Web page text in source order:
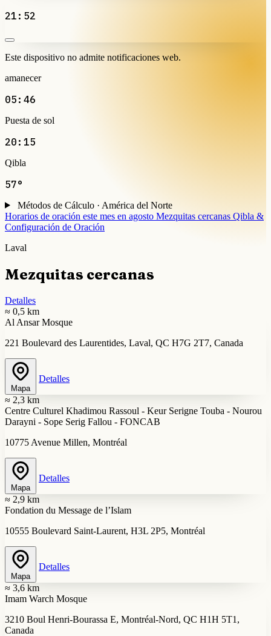
21:52
Este dispositivo no admite notificaciones web.
amanecer
05:46
Puesta de sol
20:15
Qibla
57°
Métodos de Cálculo · América del Norte
Horarios de oración este mes en agosto Mezquitas cercanas Qibla &
Configuración de Oración
Laval
Mezquitas cercanas
Detalles
≈ 0,5 km
Al Ansar Mosque
221 Boulevard des Laurentides, Laval, QC H7G 2T7, Canada
Mapa
Detalles
≈ 2,3 km
Centre Culturel Khadimou Rassoul - Keur Serigne Touba - Nourou
Darayni - Sope Serig Fallou - FONCAB
10775 Avenue Millen, Montréal
Mapa
Detalles
≈ 2,9 km
Fondation du Message de l’Islam
10555 Boulevard Saint-Laurent, H3L 2P5, Montréal
Mapa
Detalles
≈ 3,6 km
Imam Warch Mosque
3210 Boul Henri-Bourassa E, Montréal-Nord, QC H1H 5T1,
Canada